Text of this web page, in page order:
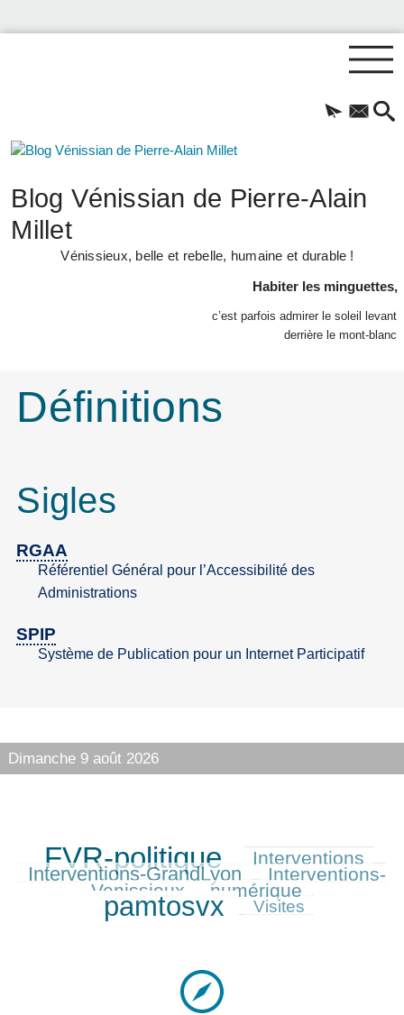
Blog Vénissian de Pierre-Alain
Millet
Vénissieux, belle et rebelle, humaine et durable !
Habiter les minguettes,
c’est parfois admirer le soleil levant
derrière le mont-blanc
Définitions
Sigles
RGAA
Référentiel Général pour l’Accessibilité des
Administrations
SPIP
Système de Publication pour un Internet Participatif
Dimanche 9 août 2026
945/945
FVR-politique
403/945 Interventions
452/945
Interventions-GrandLyon
397/945 Interventions-
Venissieux numérique
pamtosvx Visites